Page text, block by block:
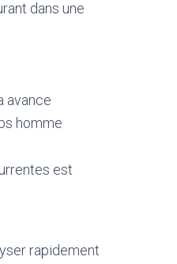
dans une
avance
homme
est
rapidement